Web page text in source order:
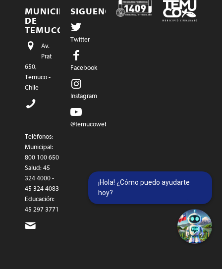
MUNICIPALIDAD
DE
TEMUCO
Av.
Prat
650,
Temuco -
Chile
Teléfonos:
Municipal:
800 100 650
Salud: 45
324 4000 -
45 324 4083
Educación:
45 297 3771
SIGUENOS…
Twitter
Facebook
Instagram
@temucowebvideos
¡Hola! ¿Cómo puedo ayudarte
hoy?